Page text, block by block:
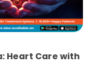
Sperm